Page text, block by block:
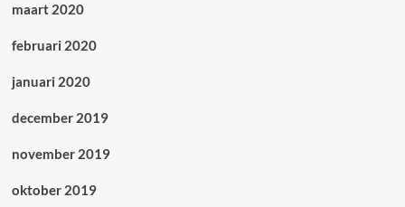
maart 2020
februari 2020
januari 2020
december 2019
november 2019
oktober 2019